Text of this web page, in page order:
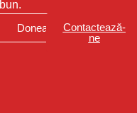
bun.
Donează
Contactează-
ne